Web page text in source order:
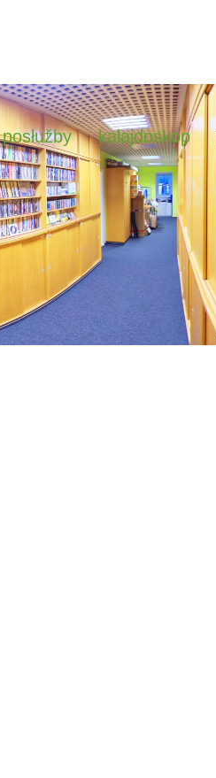
posłužby kalajdoskop